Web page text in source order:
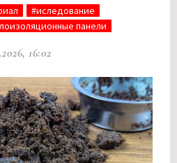
#иследование
панели
16:02